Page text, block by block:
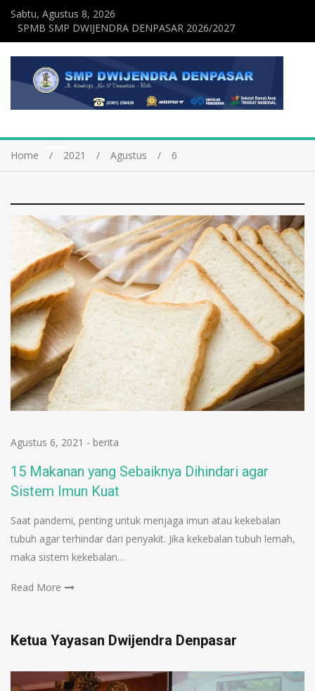
Sabtu, Agustus 8, 2026
SPMB SMP DWIJENDRA DENPASAR 2026/2027
Home 2021 Agustus 6
Agustus 6, 2021 - berita
15 Makanan yang Sebaiknya Dihindari agar
Sistem Imun Kuat
Saat pandemi, penting untuk menjaga imun atau kekebalan
tubuh agar terhindar dari penyakit. Jika kekebalan tubuh lemah,
maka sistem kekebalan…
Read More
Ketua Yayasan Dwijendra Denpasar